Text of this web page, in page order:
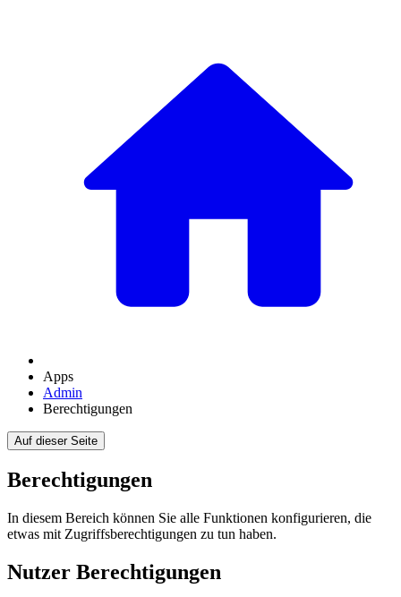
Apps
Admin
Berechtigungen
Auf dieser Seite
Berechtigungen
In diesem Bereich können Sie alle Funktionen konfigurieren, die
etwas mit Zugriffsberechtigungen zu tun haben.
Nutzer Berechtigungen